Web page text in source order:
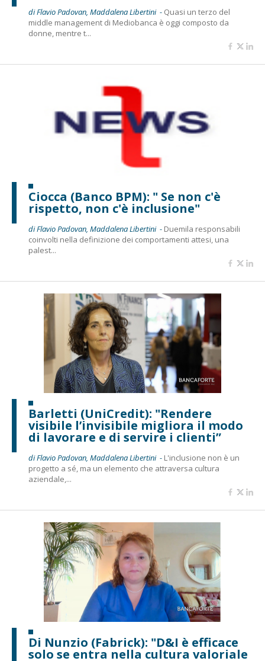
di Flavio Padovan, Maddalena Libertini - Quasi un terzo del
middle management di Mediobanca è oggi composto da
donne, mentre t...
Ciocca (Banco BPM): " Se non c'è
rispetto, non c'è inclusione"
di Flavio Padovan, Maddalena Libertini - Duemila responsabili
coinvolti nella definizione dei comportamenti attesi, una
palest...
Barletti (UniCredit): "Rendere
visibile l’invisibile migliora il modo
di lavorare e di servire i clienti”
di Flavio Padovan, Maddalena Libertini - L'inclusione non è un
progetto a sé, ma un elemento che attraversa cultura
aziendale,...
Di Nunzio (Fabrick): "D&I è efficace
solo se entra nella cultura valoriale